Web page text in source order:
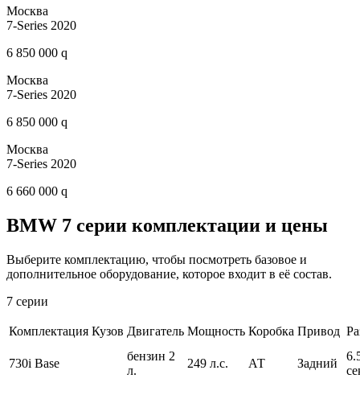
Москва
7-Series 2020
6 850 000 q
Москва
7-Series 2020
6 850 000 q
Москва
7-Series 2020
6 660 000 q
BMW 7 серии комплектации и цены
Выберите комплектацию, чтобы посмотреть базовое и
дополнительное оборудование, которое входит в её состав.
7 серии
Комплектация Кузов Двигатель Мощность Коробка Привод
730i Base
бензин 2
л.
249 л.с. АТ Задний